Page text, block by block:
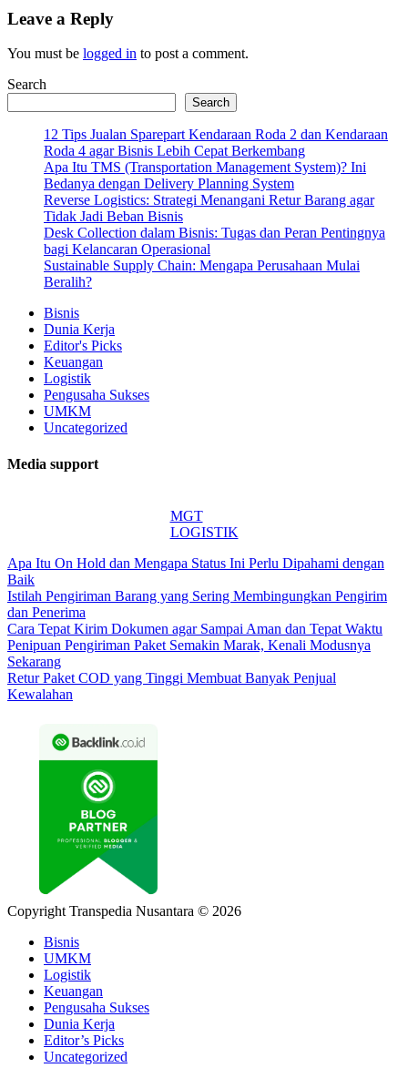
Leave a Reply
You must be logged in to post a comment.
Search
Search
12 Tips Jualan Sparepart Kendaraan Roda 2 dan Kendaraan
Roda 4 agar Bisnis Lebih Cepat Berkembang
Apa Itu TMS (Transportation Management System)? Ini
Bedanya dengan Delivery Planning System
Reverse Logistics: Strategi Menangani Retur Barang agar
Tidak Jadi Beban Bisnis
Desk Collection dalam Bisnis: Tugas dan Peran Pentingnya
bagi Kelancaran Operasional
Sustainable Supply Chain: Mengapa Perusahaan Mulai
Beralih?
Bisnis
Dunia Kerja
Editor's Picks
Keuangan
Logistik
Pengusaha Sukses
UMKM
Uncategorized
Media support
MGT
LOGISTIK
Apa Itu On Hold dan Mengapa Status Ini Perlu Dipahami dengan
Baik
Istilah Pengiriman Barang yang Sering Membingungkan Pengirim
dan Penerima
Cara Tepat Kirim Dokumen agar Sampai Aman dan Tepat Waktu
Penipuan Pengiriman Paket Semakin Marak, Kenali Modusnya
Sekarang
Retur Paket COD yang Tinggi Membuat Banyak Penjual
Kewalahan
Copyright Transpedia Nusantara © 2026
Bisnis
UMKM
Logistik
Keuangan
Pengusaha Sukses
Dunia Kerja
Editor’s Picks
Uncategorized